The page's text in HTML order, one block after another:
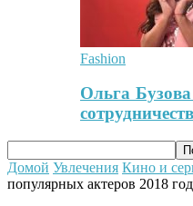
Fashion
Ольга
Домой Увлечения Кино и
популярных актеров 2018